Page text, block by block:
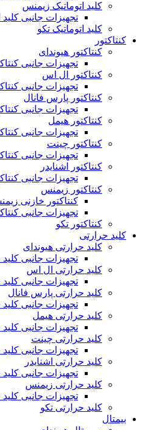
کلید اتوماتیک زیمنس
تجهیزات جانبی
کلید اتوماتیک تکو
کنتاکتور
کنتاکتور هیوندای
تجهیزات جانبی
کنتاکتور ال اس
تجهیزات جانبی
کنتاکتور پارس فانال
تجهیزات جانبی
کنتاکتور هیمل
تجهیزات جانبی
کنتاکتور چینت
تجهیزات جانبی
کنتاکتور اشنایدر
تجهیزات جانبی
کنتاکتور زیمنس
کنتاکتور خازنی
تجهیزات جانبی
کنتاکتور تکو
کلید حرارتی
کلید حرارتی هیوندای
تجهیزات جانبی
کلید حرارتی ال اس
تجهیزات جانبی
کلید حرارتی پارس فانال
تجهیزات جانبی
کلید حرارتی هیمل
تجهیزات جانبی
کلید حرارتی چینت
تجهیزات جانبی
کلید حرارتی اشنایدر
تجهیزات جانبی کلید
کلید حرارتی زیمنس
تجهیزات جانبی
کلید حرارتی تکو
بیمتال